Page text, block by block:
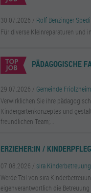
30.07.2026 / Rolf Benzinger
Für diverse Kleinreparaturen und
PÄDAGOGISCHE
29.07.2026 / Gemeinde Friolzheim
Verwirklichen Sie ihre
Kindergartenkonzeptes und
freundlichen Team;...
ERZIEHER:IN /
07.08.2026 / sira
Werde Teil von sira
eigenverantwortlich die